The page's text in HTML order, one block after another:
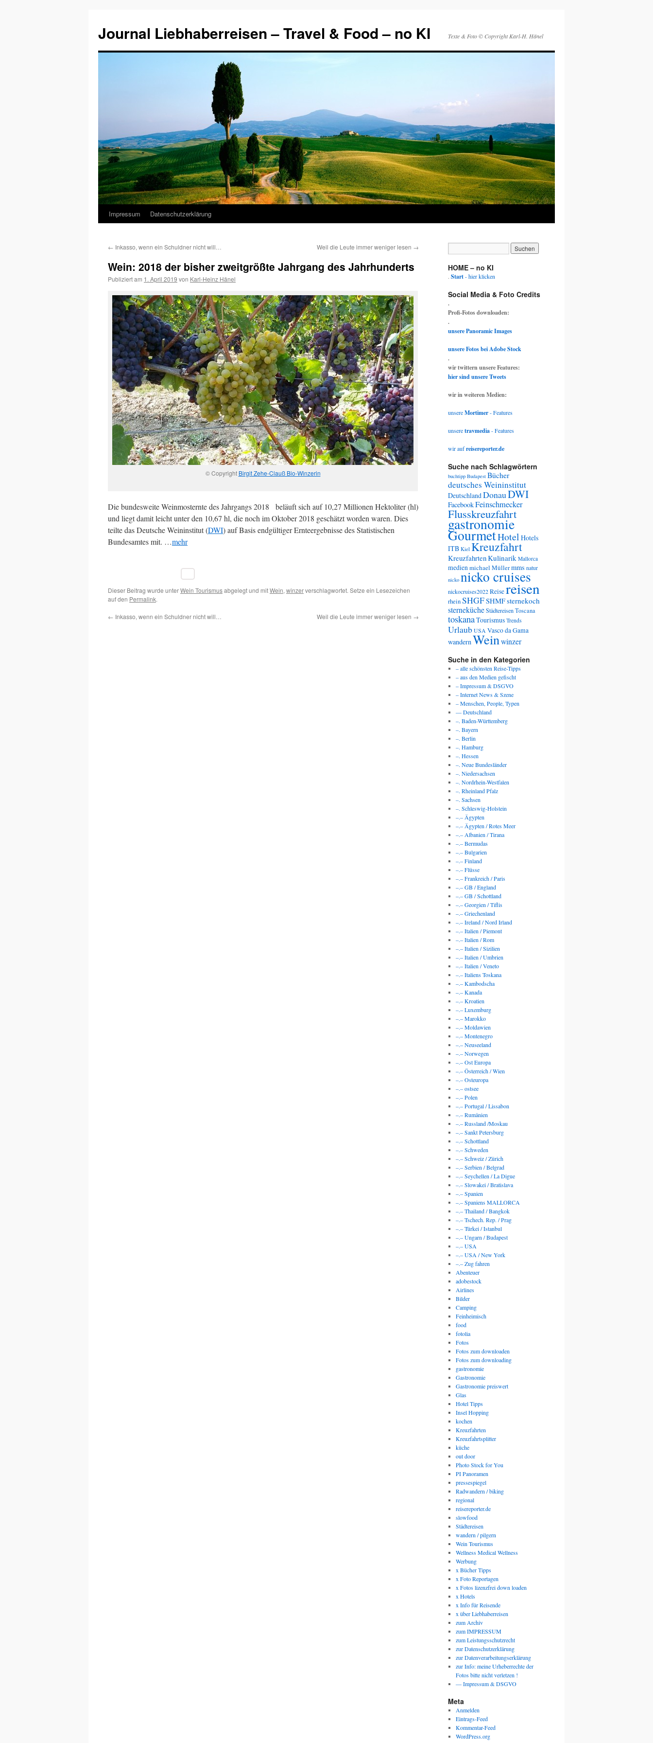
Journal Liebhaberreisen – Travel & Food – no KI Texte & Foto © Copyright Karl-H. Hänel
Zum
springen
Impressum Datenschutzerklärung
← Inkasso, wenn ein Schuldner nicht will… Weil die Leute immer weniger lesen →
Wein: 2018 der bisher zweitgrößte Jahrgang des Jahrhunderts
Publiziert am 1. April 2019 von Karl-Heinz Hänel
© Copyright Birgit Zehe-Clauß Bio-Winzerin
Die bundesweite Weinmosternte des Jahrgangs 2018 beläuft sich auf 10,27 Millionen Hektoliter (hl)
und liegt damit leicht unter den 10,67 hl, die noch im Oktober 2018 geschätzt worden waren. Dies
teilte das Deutsche Weininstitut (DWI) auf Basis endgültiger Ernteergebnisse des Statistischen
Bundesamtes mit. …mehr
Dieser Beitrag wurde unterWein Tourismusabgelegt und mitWein, winzerverschlagwortet. Setze ein Lesezeichen
auf den Permalink.
← Inkasso, wenn ein Schuldner nicht will… Weil die Leute immer weniger lesen →
HOME – no KI
. Start- hier klicken
Social Media & Foto Credits
.
Profi-Fotos downloaden:
.
unsere Panoramic Images
unsere Fotos bei Adobe Stock
.
wir twittern unsere Features:
hier sind unsere Tweets
wir in weiteren Medien:
unsereMortimer- Features
unseretravmedia- Features
wir aufreisereporter.de
Suche nach Schlagwörtern
buchtipp Budapest Bücher
deutsches Weininstitut
DeutschlandDonauDWI
FacebookFeinschmecker
Flusskreuzfahrt
gastronomie
GourmetHotel Hotels
ITB Kiel Kreuzfahrt
KreuzfahrtenKulinarik Mallorca
medienmichael Müllermms natur
nicko nicko cruises
nickocruises2022Reisereisen
rheinSHGFSHMFsternekoch
sternekücheStädtereisenToscana
toskanaTourismus Trends
Urlaub USA Vasco da Gama
wandernWeinwinzer
Suche in den Kategorien
– alle schönsten Reise-Tipps
– aus den Medien gefischt
– Impressum & DSGVO
– Internet News & Szene
– Menschen, People, Typen
— Deutschland
–. Baden-Württemberg
–. Bayern
–. Berlin
–. Hamburg
–. Hessen
–. Neue Bundesländer
–. Niedersachsen
–. Nordrhein-Westfalen
–. Rheinland Pfalz
–. Sachsen
–. Schleswig-Holstein
–.– Ägypten
–.– Ägypten / Rotes Meer
–.– Albanien / Tirana
–.– Bermudas
–.– Bulgarien
–.– Finland
–.– Flüsse
–.– Frankreich / Paris
–.– GB / England
–.– GB / Schottland
–.– Georgien / Tiflis
–.– Griechenland
–.– Ireland / Nord Irland
–.– Italien / Piemont
–.– Italien / Rom
–.– Italien / Sizilien
–.– Italien / Umbrien
–.– Italien / Veneto
–.– Italiens Toskana
–.– Kambodscha
–.– Kanada
–.– Kroatien
–.– Luxemburg
–.– Marokko
–.– Moldawien
–.– Montenegro
–.– Neuseeland
–.– Norwegen
–.– Ost Europa
–.– Österreich / Wien
–.– Osteuropa
–.– ostsee
–.– Polen
–.– Portugal / Lissabon
–.– Rumänien
–.– Russland /Moskau
–.– Sankt Petersburg
–.– Schottland
–.– Schweden
–.– Schweiz / Zürich
–.– Serbien / Belgrad
–.– Seychellen / La Digue
–.– Slowakei / Bratislava
–.– Spanien
–.– Spaniens MALLORCA
–.– Thailand / Bangkok
–.– Tschech. Rep. / Prag
–.– Türkei / Istanbul
–.– Ungarn / Budapest
–.– USA
–.– USA / New York
–.– Zug fahren
Abenteuer
adobestock
Airlines
Bilder
Camping
Feinheimisch
food
fotolia
Fotos
Fotos zum downloaden
Fotos zum downloading
gastronomie
Gastronomie
Gastronomie preiswert
Glas
Hotel Tipps
Insel Hopping
kochen
Kreuzfahrten
Kreuzfahrtsplitter
küche
out door
Photo Stock for You
PI Panoramen
pressespiegel
Radwandern / biking
regional
reisereporter.de
slowfood
Städtereisen
wandern / pilgern
Wein Tourismus
Wellness Medical Wellness
Werbung
x Bücher Tipps
x Foto Reportagen
x Fotos lizenzfrei down loaden
x Hotels
x Info für Reisende
x über Liebhaberreisen
zum Archiv
zum IMPRESSUM
zum Leistungsschutzrecht
zur Datenschutzerklärung
zur Datenverarbeitungserklärung
zur Info: meine Urheberrechte der
Fotos bitte nicht verletzen !
— Impressum & DSGVO
Meta
Anmelden
Eintrags-Feed
Kommentar-Feed
WordPress.org